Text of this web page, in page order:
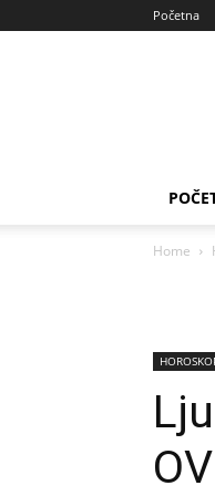
Početna
Home